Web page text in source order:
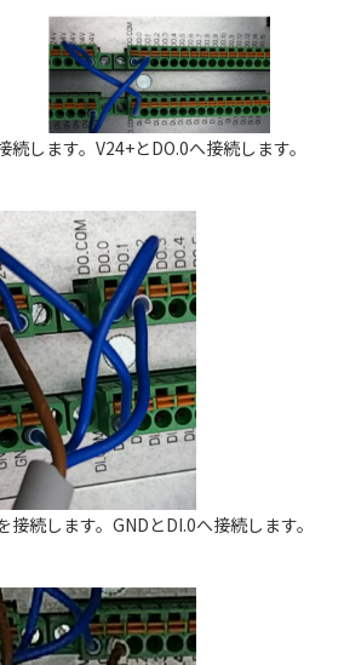
します。V24+とDO.0へ接続します。
続します。GNDとDI.0へ接続します。